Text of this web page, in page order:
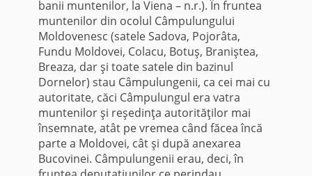
banii muntenilor, la Viena – n.r.). În fruntea
muntenilor din ocolul Câmpulungului
Moldovenesc (satele Sadova, Pojorâta,
Fundu Moldovei, Colacu, Botuş, Braniştea,
Breaza, dar şi toate satele din bazinul
Dornelor) stau Câmpulungenii, ca cei mai cu
autoritate, căci Câmpulungul era vatra
muntenilor şi reşedinţa autorităţilor mai
însemnate, atât pe vremea când făcea încă
parte a Moldovei, cât şi după anexarea
Bucovinei. Câmpulungenii erau, deci, în